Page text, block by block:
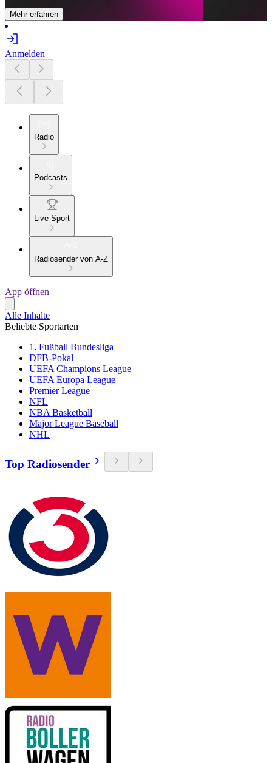
Mehr erfahren
Anmelden
Radio
Podcasts
Live Sport
Radiosender von A-Z
App öffnen
Alle Inhalte
Beliebte Sportarten
1. Fußball Bundesliga
DFB-Pokal
UEFA Champions League
UEFA Europa League
Premier League
NFL
NBA Basketball
Major League Baseball
NHL
Top Radiosender